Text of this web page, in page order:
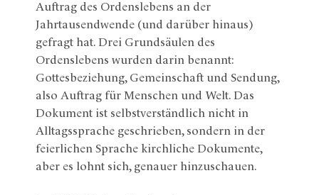
Auftrag des Ordenslebens an der
Jahrtausendwende (und darüber hinaus)
gefragt hat. Drei Grundsäulen des
Ordenslebens wurden darin benannt:
Gottesbeziehung, Gemeinschaft und Sendung,
also Auftrag für Menschen und Welt. Das
Dokument ist selbstverständlich nicht in
Alltagssprache geschrieben, sondern in der
feierlichen Sprache kirchliche Dokumente,
aber es lohnt sich, genauer hinzuschauen.